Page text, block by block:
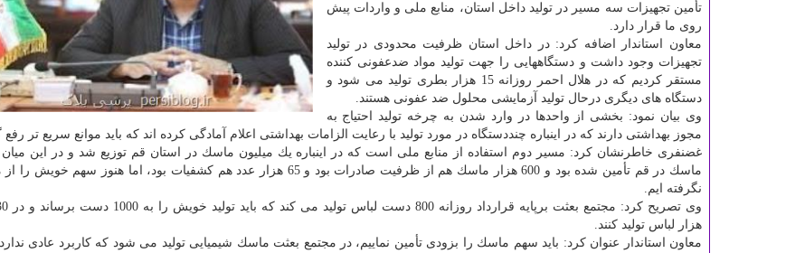
تأمین تجهیزات سه مسیر در تولید داخل استان، منابع ملی و واردات پیش
روی ما قرار دارد.
معاون استاندار اضافه كرد: در داخل استان ظرفیت محدودی در تولید
تجهیزات وجود داشت و دستگاههایی را جهت تولید مواد ضدعفونی كننده
مستقر كردیم كه در هلال احمر روزانه 15 هزار بطری تولید می شود و
دستگاه های دیگری درحال تولید آزمایشی محلول ضد عفونی هستند.
وی بیان نمود: بخشی از واحدها در وارد شدن به چرخه تولید احتیاج به
مجوز بهداشتی دارند كه در اینباره چنددستگاه در مورد تولید با رعایت الزامات بهداشتی اعلام آمادگی كرده اند كه باید موانع سریع تر رفع
ماسك در قم تأمین شده بود و 600 هزار ماسك هم از ظرفیت صادرات بود و 65 هزار عدد هم كشفیات بود، اما هنوز سهم
نگرفته ایم.
هزار لباس تولید كنند.
معاون استاندار عنوان كرد: باید سهم ماسك را بزودی تأمین نماییم، در مجتمع بعثت ماسك شیمیایی تولید می شود كه كاربرد عادی